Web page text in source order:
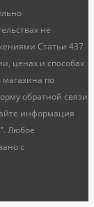
не
Статьи 437
ценах и способах
по
обратной связи
информация
Любое
с